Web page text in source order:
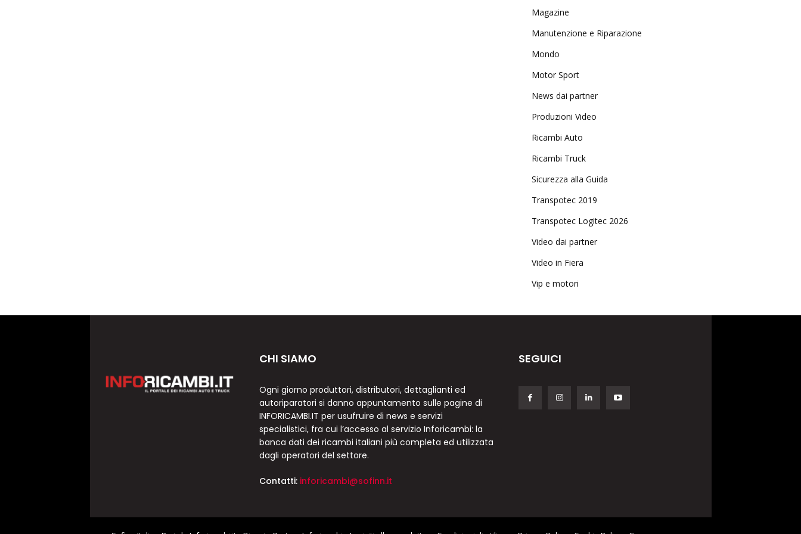
Magazine
Manutenzione e Riparazione
Mondo
Motor Sport
News dai partner
Produzioni Video
Ricambi Auto
Ricambi Truck
Sicurezza alla Guida
Transpotec 2019
Transpotec Logitec 2026
Video dai partner
Video in Fiera
Vip e motori
CHI SIAMO
Ogni giorno produttori, distributori, dettaglianti ed
autoriparatori si danno appuntamento sulle pagine di
INFORICAMBI.IT per usufruire di news e servizi
specialistici, fra cui l’accesso al servizio Inforicambi: la
banca dati dei ricambi italiani più completa ed utilizzata
dagli operatori del settore.
Contatti: inforicambi@sofinn.it
SEGUICI